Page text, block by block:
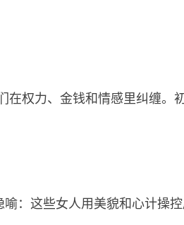
在权力、金钱和情感里纠缠。
：这些女人用美貌和心计操控